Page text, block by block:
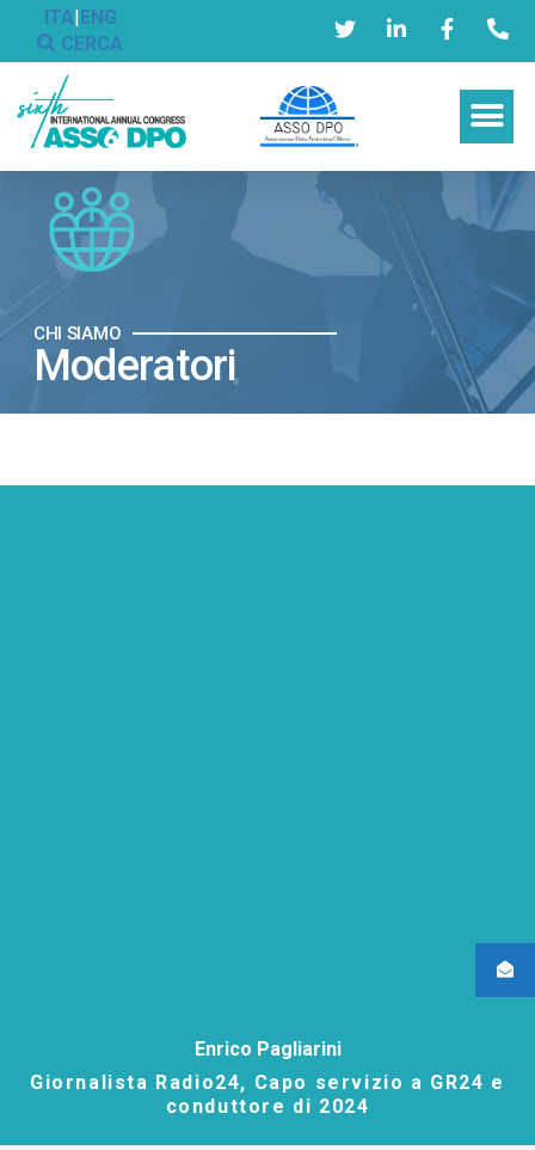
ITA|ENG
CERCA
CHI SIAMO
Moderatori
Enrico Pagliarini
Giornalista Radio24, Capo servizio a GR24 e
conduttore di 2024